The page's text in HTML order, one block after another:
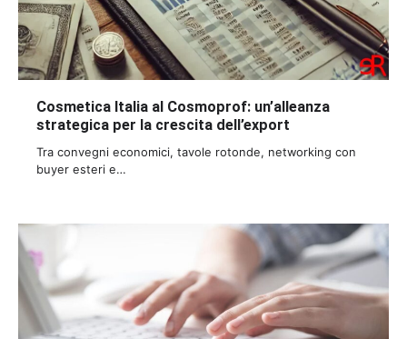
Cosmetica Italia al Cosmoprof: un’alleanza
strategica per la crescita dell’export
Tra convegni economici, tavole rotonde, networking con
buyer esteri e…